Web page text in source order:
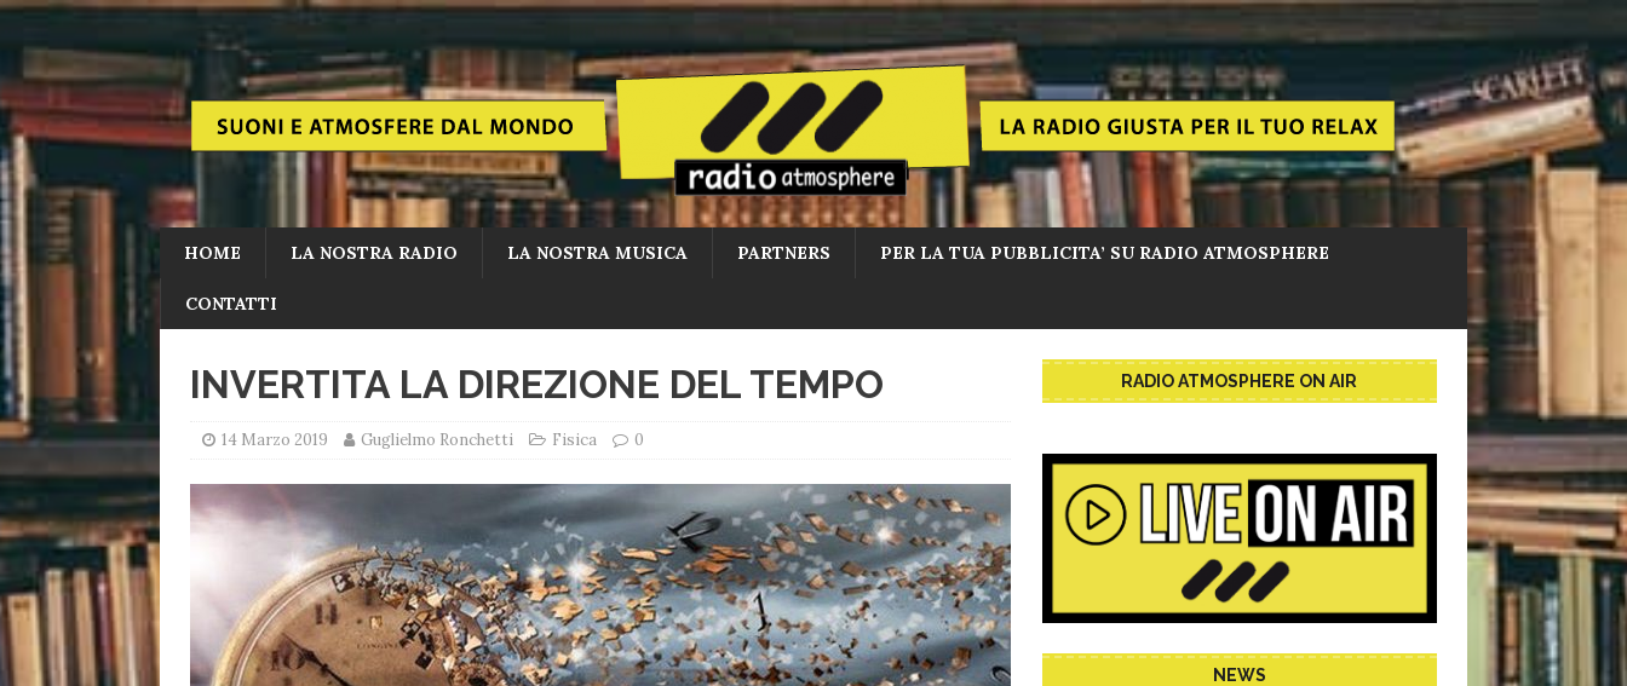
HOME LA NOSTRA RADIO LA NOSTRA MUSICA PARTNERS PER LA TUA PUBBLICITA’ SU RADIO ATMOSPHERE
CONTATTI
INVERTITA LA DIREZIONE DEL TEMPO
14 Marzo 2019 Guglielmo Ronchetti Fisica 0
RADIO ATMOSPHERE ON AIR
NEWS